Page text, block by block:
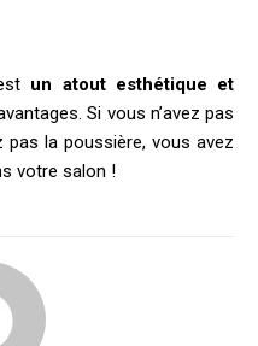
un atout esthétique et
Si vous n’avez pas
la poussière, vous avez
votre salon !